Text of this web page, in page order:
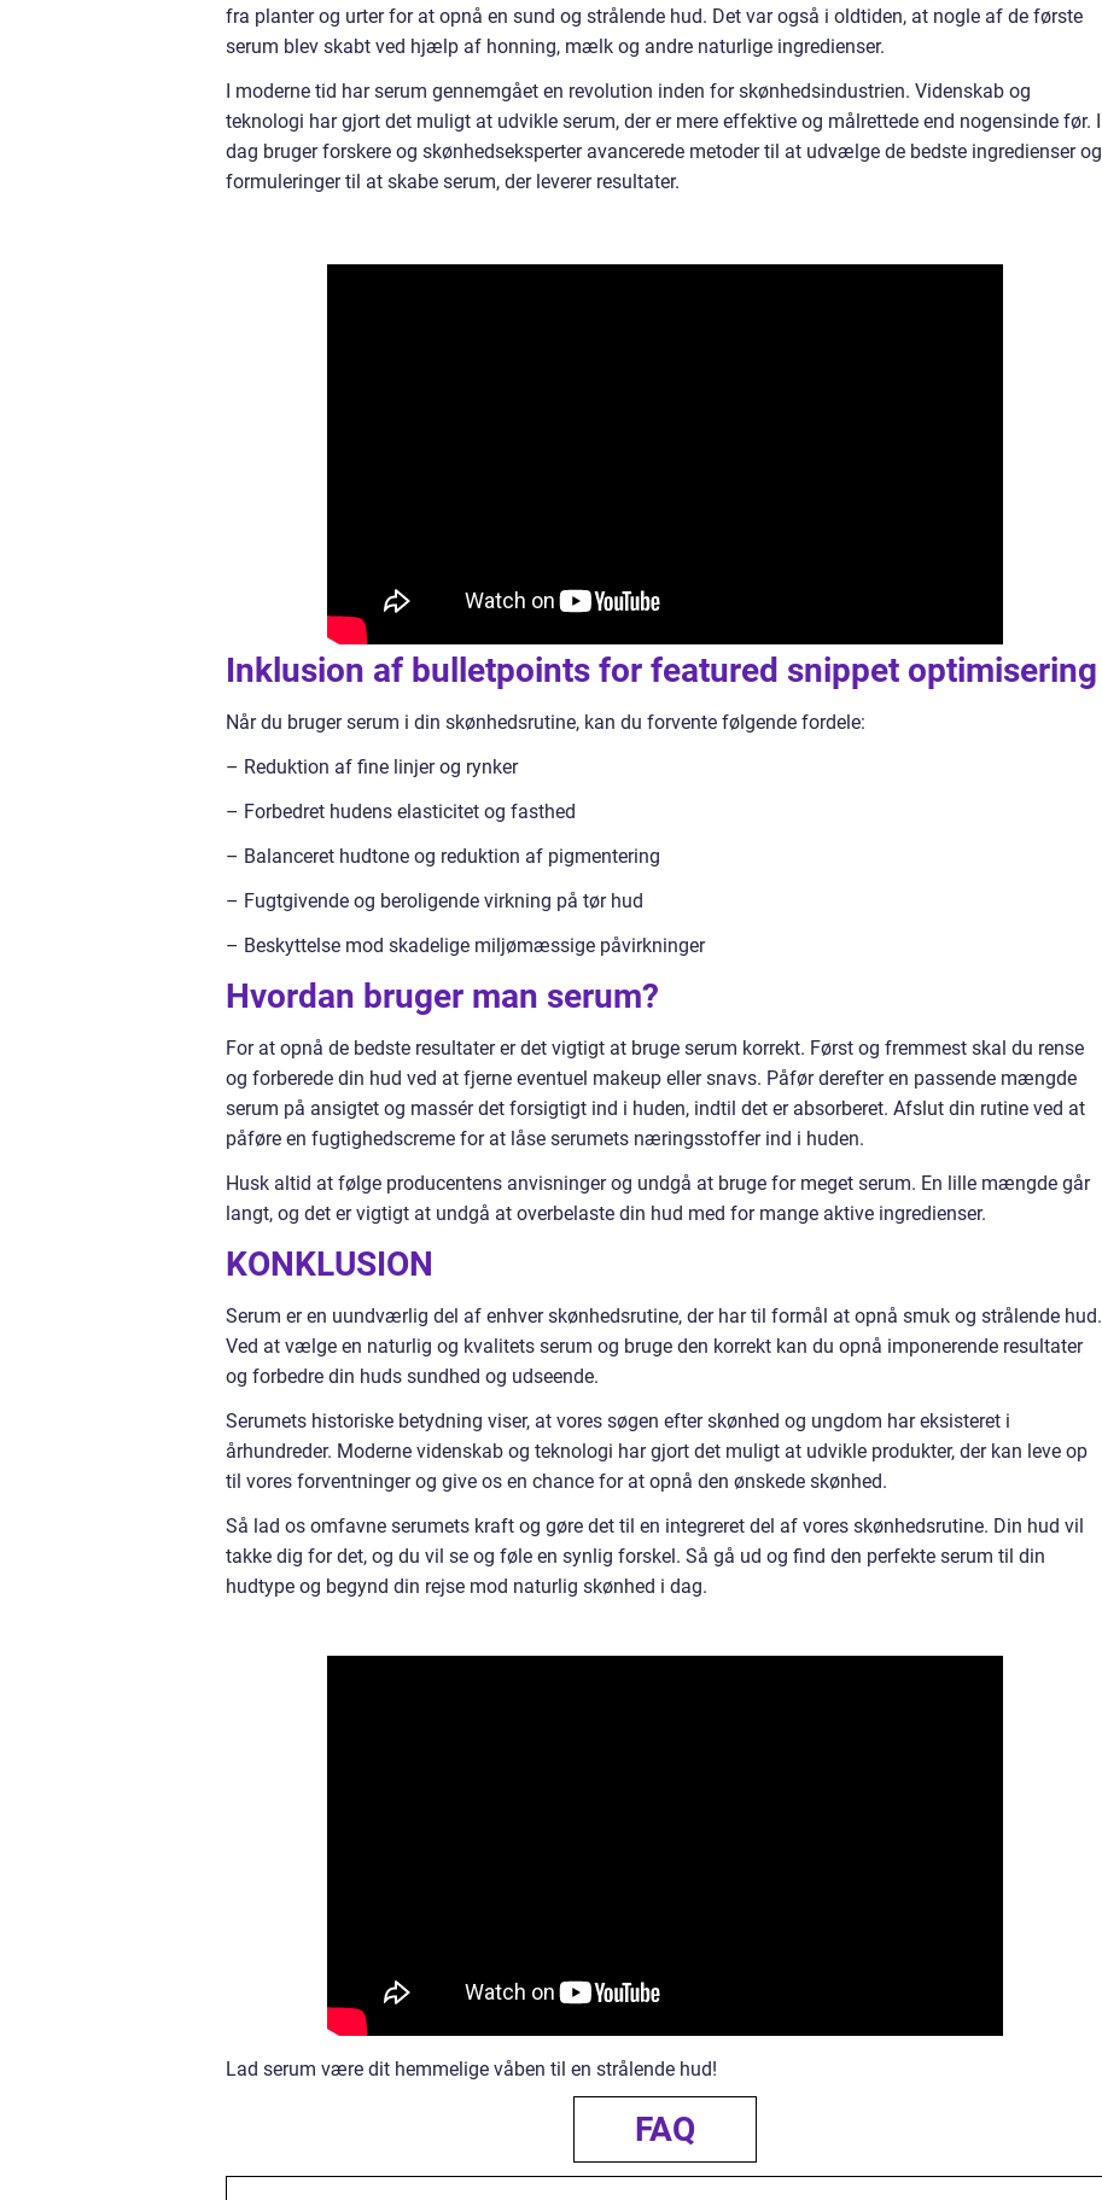
fra planter og urter for at opnå en sund og strålende hud. Det var også i oldtiden, at nogle af de første
serum blev skabt ved hjælp af honning, mælk og andre naturlige ingredienser.
I moderne tid har serum gennemgået en revolution inden for skønhedsindustrien. Videnskab og
teknologi har gjort det muligt at udvikle serum, der er mere effektive og målrettede end nogensinde før. I
dag bruger forskere og skønhedseksperter avancerede metoder til at udvælge de bedste ingredienser og
formuleringer til at skabe serum, der leverer resultater.
Inklusion af bulletpoints for featured snippet optimisering
Når du bruger serum i din skønhedsrutine, kan du forvente følgende fordele:
– Reduktion af fine linjer og rynker
– Forbedret hudens elasticitet og fasthed
– Balanceret hudtone og reduktion af pigmentering
– Fugtgivende og beroligende virkning på tør hud
– Beskyttelse mod skadelige miljømæssige påvirkninger
Hvordan bruger man serum?
For at opnå de bedste resultater er det vigtigt at bruge serum korrekt. Først og fremmest skal du rense
og forberede din hud ved at fjerne eventuel makeup eller snavs. Påfør derefter en passende mængde
serum på ansigtet og massér det forsigtigt ind i huden, indtil det er absorberet. Afslut din rutine ved at
påføre en fugtighedscreme for at låse serumets næringsstoffer ind i huden.
Husk altid at følge producentens anvisninger og undgå at bruge for meget serum. En lille mængde går
langt, og det er vigtigt at undgå at overbelaste din hud med for mange aktive ingredienser.
KONKLUSION
Serum er en uundværlig del af enhver skønhedsrutine, der har til formål at opnå smuk og strålende hud.
Ved at vælge en naturlig og kvalitets serum og bruge den korrekt kan du opnå imponerende resultater
og forbedre din huds sundhed og udseende.
Serumets historiske betydning viser, at vores søgen efter skønhed og ungdom har eksisteret i
århundreder. Moderne videnskab og teknologi har gjort det muligt at udvikle produkter, der kan leve op
til vores forventninger og give os en chance for at opnå den ønskede skønhed.
Så lad os omfavne serumets kraft og gøre det til en integreret del af vores skønhedsrutine. Din hud vil
takke dig for det, og du vil se og føle en synlig forskel. Så gå ud og find den perfekte serum til din
hudtype og begynd din rejse mod naturlig skønhed i dag.
Lad serum være dit hemmelige våben til en strålende hud!
FAQ